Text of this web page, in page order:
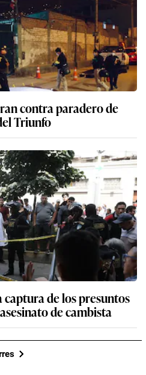
contra paradero de
Triunfo
de los presuntos
de cambista